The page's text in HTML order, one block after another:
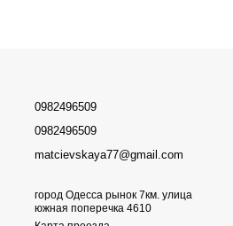
0982496509
0982496509
matcievskaya77@gmail.com
город Одесса рынок 7км. улица
южная поперечка 4610